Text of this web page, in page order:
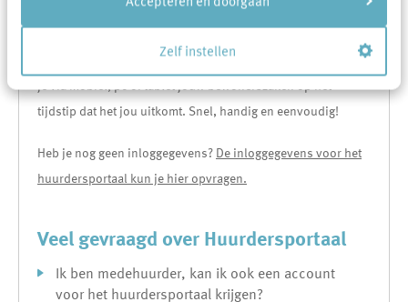
Zelf instellen
bij de bank of de zorgverzekeraar.
Log in met jouw persoonlijke e-mailadres en profiteer van de
voordelen van het huurdersportaal van Area. Vanaf nu regel
je via mobiel, pc of tablet jouw bewonerszaken op het
tijdstip dat het jou uitkomt. Snel, handig en eenvoudig!
Heb je nog geen inloggegevens?De inloggegevens voor het
huurdersportaal kun je hier opvragen.
Veel gevraagd over Huurdersportaal
Ik ben medehuurder, kan ik ook een account
voor het huurdersportaal krijgen?